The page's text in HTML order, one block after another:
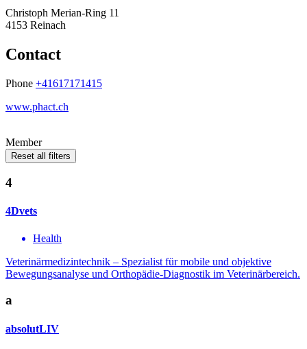
Christoph Merian-Ring 11
4153 Reinach
Contact
Phone +41617171415
www.phact.ch
Member
Reset all filters
4
4Dvets
Health
Veterinärmedizintechnik – Spezialist für mobile und objektive
Bewegungsanalyse und Orthopädie-Diagnostik im Veterinärbereich.
a
absolutLIV